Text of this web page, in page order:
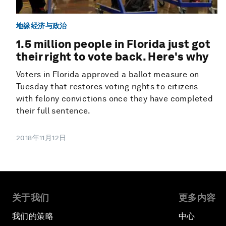
地缘经济与政治
1.5 million people in Florida just got
their right to vote back. Here's why
Voters in Florida approved a ballot measure on
Tuesday that restores voting rights to citizens
with felony convictions once they have completed
their full sentence.
2018年11月12日
关于我们
我们的策略
更多内容
中心